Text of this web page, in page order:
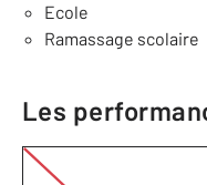
Ecole
Ramassage scolaire
Les